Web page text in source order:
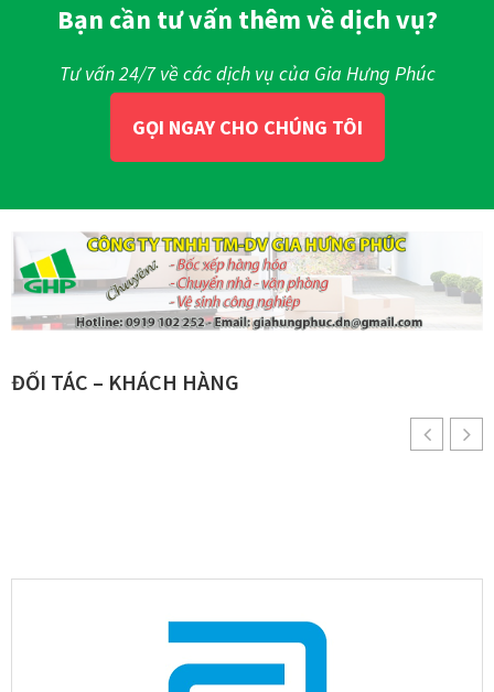
Bạn cần tư vấn thêm về dịch vụ?
Tư vấn 24/7 về các dịch vụ của Gia Hưng Phúc
GỌI NGAY CHO CHÚNG TÔI
ĐỐI TÁC – KHÁCH HÀNG